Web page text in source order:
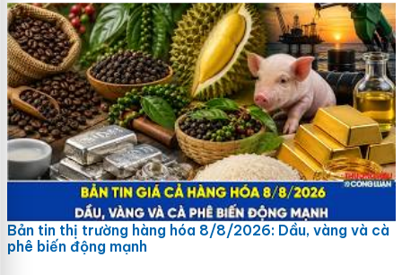
Bản tin thị trường hàng hóa 8/8/2026: Dầu, vàng và cà
phê biến động mạnh